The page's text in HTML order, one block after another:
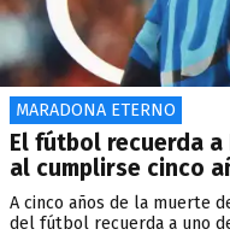
MARADONA ETERNO
El fútbol recuerda a
al cumplirse cinco
A cinco años de la muerte
del fútbol recuerda a uno